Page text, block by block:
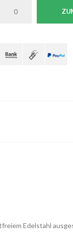
Edelstahl